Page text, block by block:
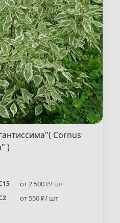
Cornus
)
от 2 500 ₽/ шт
от 550 ₽/ шт